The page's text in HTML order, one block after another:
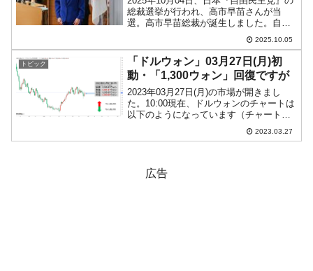
総裁選挙が行われ、高市早苗さんが当
選。高市早苗総裁が誕生しました。自民
党にとっては初の女性総裁であり、日本
の憲政史上初の女性首相が誕生する流れ
となりました（次の臨時国会で首相指名
を受ける予定）。「...
2025.10.05
トピック
「ドルウォン」03月27日(月)初
動・「1,300ウォン」回復ですが
2023年03月27日(月)の市場が開きまし
た。10:00現在、ドルウォンのチャートは
以下のようになっています（チャートは
『Investing.com』より引用）。前日は大
きく上が削られて(笑)、本日はそれを受け
2023.03.27
広告